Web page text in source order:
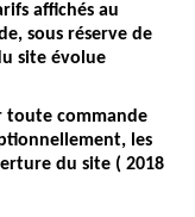
affichés au
sous réserve de
site évolue
toute commande
les
du site ( 2018